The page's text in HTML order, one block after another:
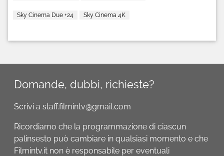
Sky Cinema Due +24 Sky Cinema 4K
Domande, dubbi, richieste?
Scrivi a staff.filmintv@gmail.com
Ricordiamo che la programmazione di ciascun
palinsesto può cambiare in qualsiasi momento e che
Filmintv.it non è responsabile per eventuali